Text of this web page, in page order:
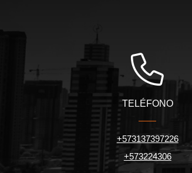
TELÉFONO
+573137397226
+573224306